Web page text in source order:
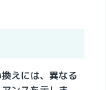
えには、異なる